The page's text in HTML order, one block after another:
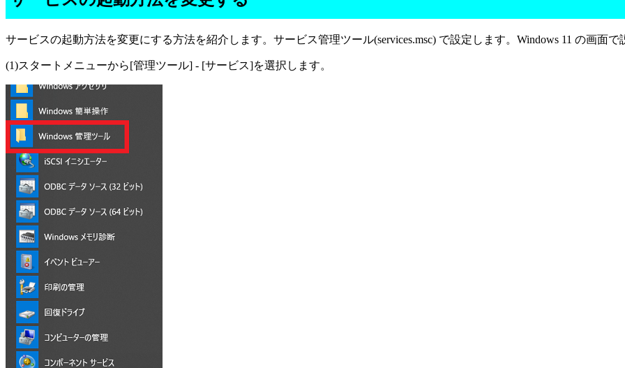
サービスの起動方法を変更にする方法を紹介します。サービス管理ツール(services.msc) で設定します。Windows 11 の画面で
(1)スタートメニューから[管理ツール] - [サービス]を選択します。